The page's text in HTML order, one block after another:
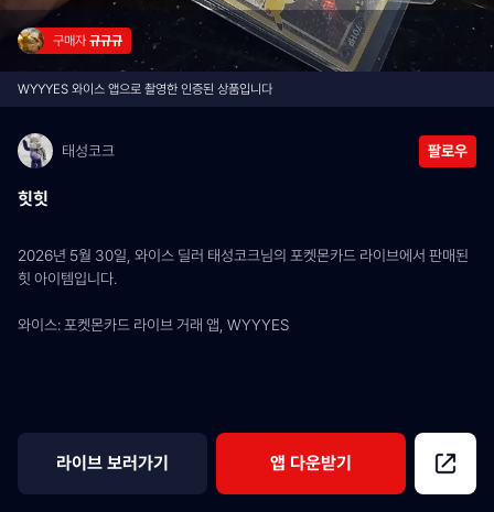
구매자 규규규
WYYYES 와이스 앱으로 촬영한 인증된 상품입니다
태성코크 팔로우
힛힛
2026년 5월 30일, 와이스 딜러 태성코크님의 포켓몬카드 라이브에서 판매된
힛 아이템입니다.
와이스: 포켓몬카드 라이브 거래 앱, WYYYES
라이브 보러가기 앱 다운받기